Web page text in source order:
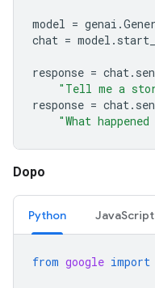
model = genai .
chat = model .
response = chat.
"Tell me a
response = chat.
"What
Dopo
Python JavaScript
from google import